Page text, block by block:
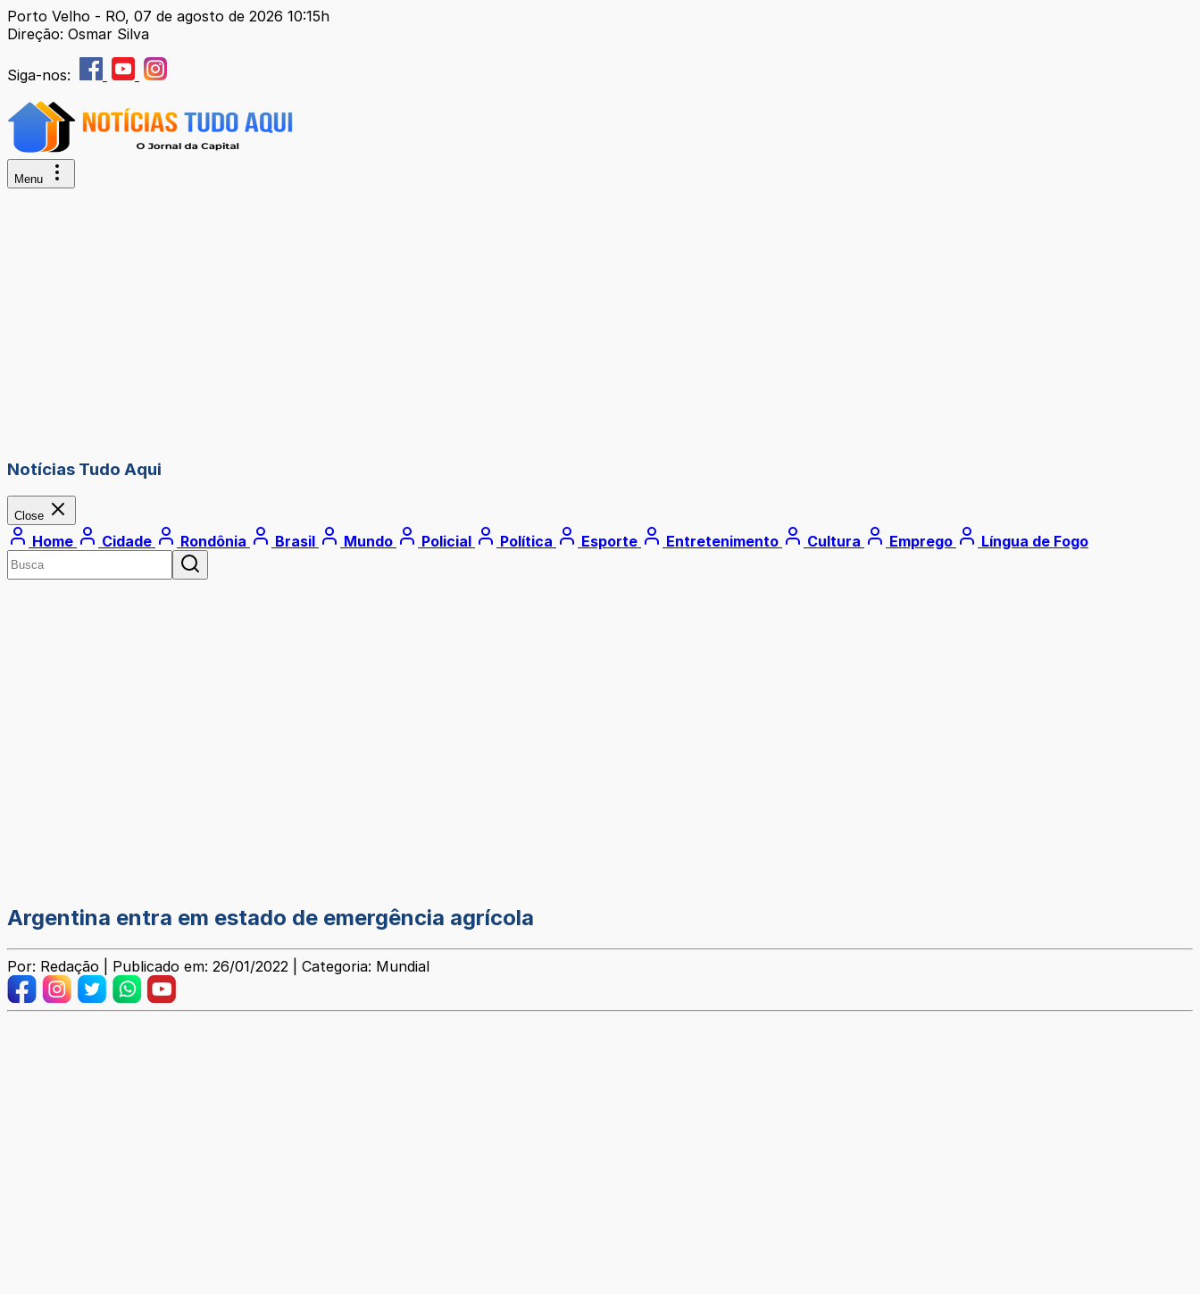
Porto Velho - RO, 07 de agosto de 2026 10:15h
Direção: Osmar Silva
Siga-nos:
Menu
Notícias Tudo Aqui
Close
Home Cidade Rondônia Brasil Mundo Policial Política Esporte Entretenimento Cultura Emprego Língua de Fogo
Argentina entra em estado de emergência agrícola
Por: Redação | Publicado em: 26/01/2022 | Categoria: Mundial